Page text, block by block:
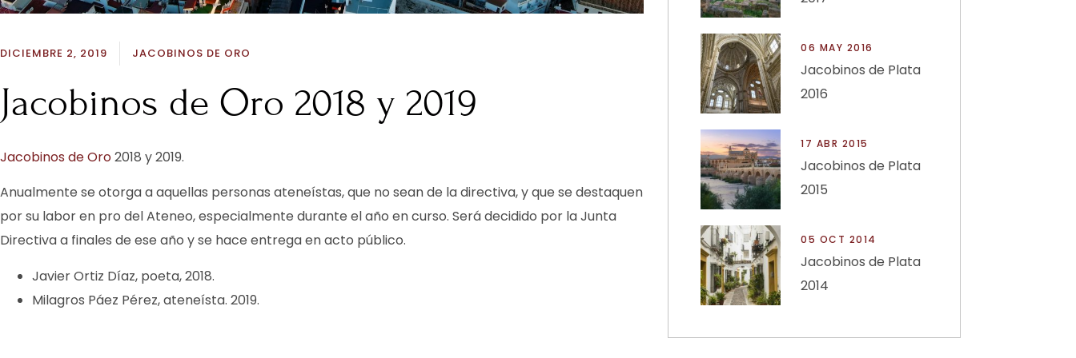
DICIEMBRE 2, 2019 JACOBINOS DE ORO
Jacobinos de Oro 2018 y 2019
Jacobinos de Oro2018 y 2019.
Anualmente se otorga a aquellas personas ateneístas, que no sean de la directiva, y que se destaquen
por su labor en pro del Ateneo, especialmente durante el año en curso. Será decidido por la Junta
Directiva a finales de ese año y se hace entrega en acto público.
Javier Ortiz Díaz, poeta, 2018.
Milagros Páez Pérez, ateneísta. 2019.
06 MAY 2016
Jacobinos de Plata
2016
17 ABR 2015
Jacobinos de Plata
2015
05 OCT 2014
Jacobinos de Plata
2014